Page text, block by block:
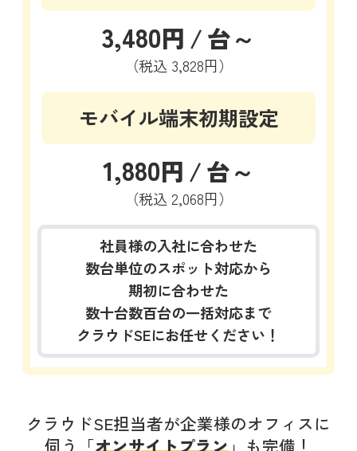
3,480円 /台～
（税込 3,828円）
モバイル端末初期設定
1,880円 /台～
（税込 2,068円）
社員様の入社に合わせた
数台単位のスポット対応から
期初に合わせた
数十台数百台の一括対応まで
クラウドSEにお任せください！
クラウドSE担当者が企業様のオフィスに
伺う「オンサイトプラン」も完備！